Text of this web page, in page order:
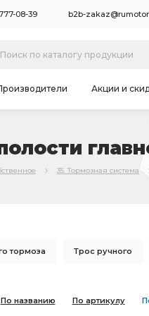
08-39 b2b-
Акции и
35. Тормозная система
тормоза Трос ручного
По названию По артикулу